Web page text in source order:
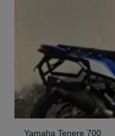
Yamaha Tenere 700